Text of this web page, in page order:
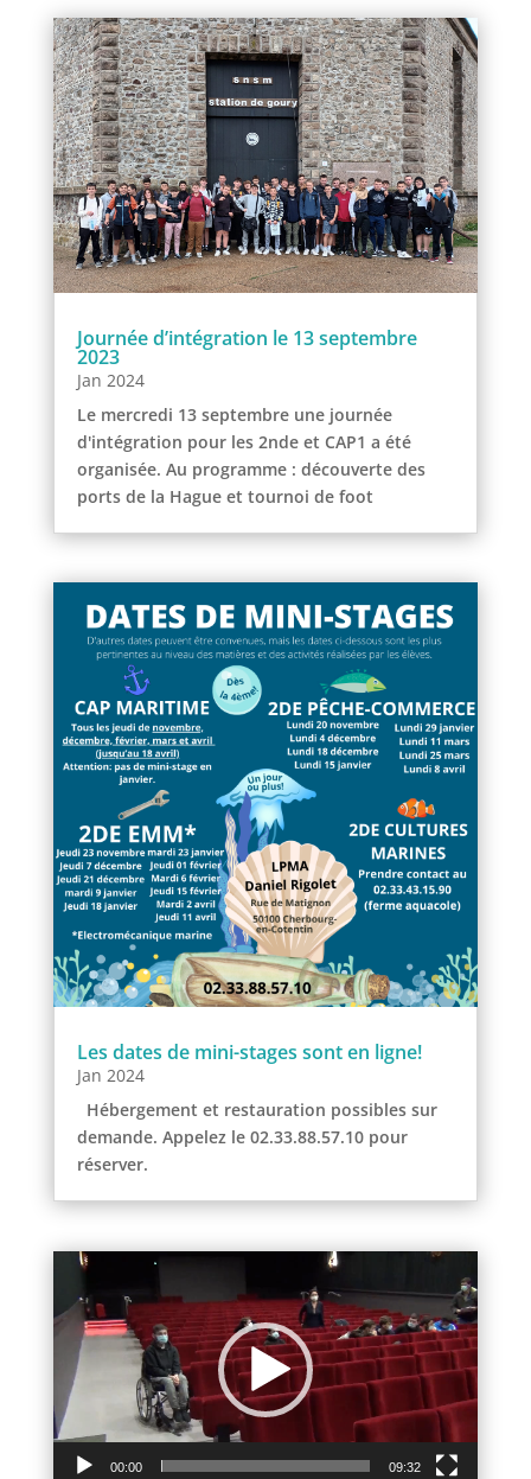
Journée d’intégration le 13 septembre
2023
Jan 2024
Le mercredi 13 septembre une journée
d'intégration pour les 2nde et CAP1 a été
organisée. Au programme : découverte des
ports de la Hague et tournoi de foot
Les dates de mini-stages sont en ligne!
Jan 2024
Hébergement et restauration possibles sur
demande. Appelez le 02.33.88.57.10 pour
réserver.
Lecteur
vidéo
00:00 09:32